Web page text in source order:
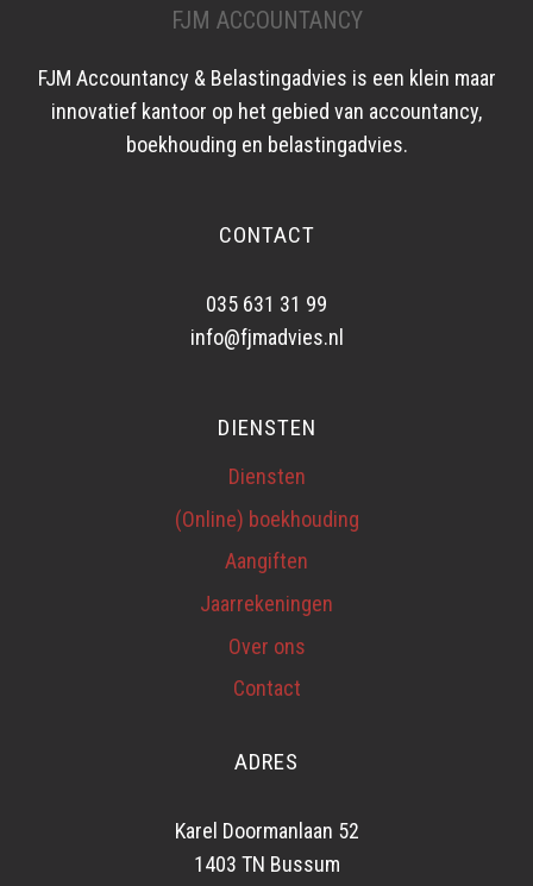
FJM ACCOUNTANCY
FJM Accountancy & Belastingadvies is een klein maar
innovatief kantoor op het gebied van accountancy,
boekhouding en belastingadvies.
CONTACT
035 631 31 99
info@fjmadvies.nl
DIENSTEN
Diensten
(Online) boekhouding
Aangiften
Jaarrekeningen
Over ons
Contact
ADRES
Karel Doormanlaan 52
1403 TN Bussum